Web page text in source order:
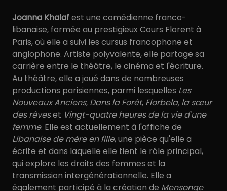
Joanna Khalafest une comédienne franco-
libanaise, formée au prestigieux Cours Florent à
Paris, où elle a suivi les cursus francophone et
anglophone. Artiste polyvalente, elle partage sa
carrière entre le théâtre, le cinéma et l'écriture.
Au théâtre, elle a joué dans de nombreuses
productions parisiennes, parmi lesquelles Les
Nouveaux Anciens, Dans la Forêt, Florbela, la sœur
des rêveset Vingt-quatre heures de la vie d'une
femme. Elle est actuellement à l'affiche de
Libanaise de mère en fille, une pièce qu'elle a
écrite et dans laquelle elle tient le rôle principal,
qui explore les droits des femmes et la
transmission intergénérationnelle. Elle a
également participé à la création de Mensonge